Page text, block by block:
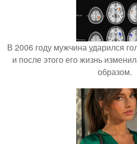
В 2006 году мужчина ударился
и после этого его жизнь
образом.